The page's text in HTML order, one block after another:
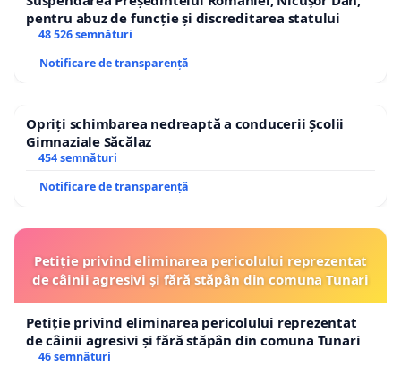
pentru abuz de funcție și discreditarea statului
48 526 semnături
Notificare de transparență
Opriți schimbarea nedreaptă a conducerii Școlii
Gimnaziale Săcălaz
454 semnături
Notificare de transparență
Petiție privind eliminarea pericolului reprezentat
de câinii agresivi și fără stăpân din comuna Tunari
Petiție privind eliminarea pericolului reprezentat
de câinii agresivi și fără stăpân din comuna Tunari
46 semnături